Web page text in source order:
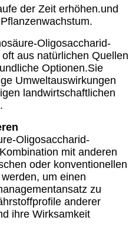
der Zeit erhöhen.und
Oligosaccharid-
aus natürlichen Quellen
Optionen.Sie
Umweltauswirkungen
landwirtschaftlichen
Oligosaccharid-
mit anderen
oder konventionellen
um einen
zu
anderer
ihre Wirksamkeit